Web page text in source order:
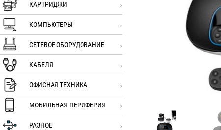
КАРТРИДЖИ
КОМПЬЮТЕРЫ
СЕТЕВОЕ ОБОРУДОВАНИЕ
КАБЕЛЯ
ОФИСНАЯ ТЕХНИКА
МОБИЛЬНАЯ ПЕРИФЕРИЯ
РАЗНОЕ